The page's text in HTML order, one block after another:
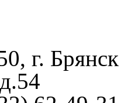
г. Брянск